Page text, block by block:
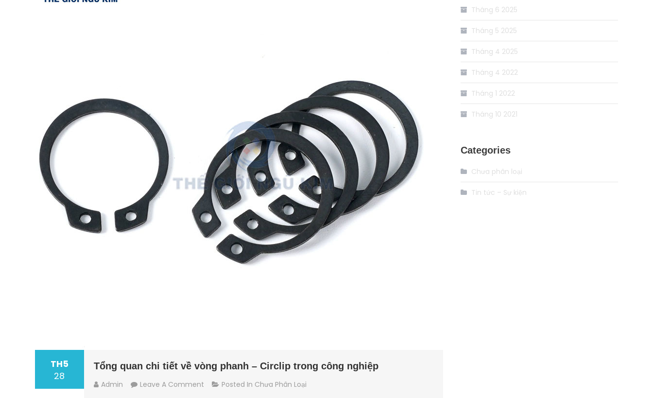
TH5
28
Tổng quan chi tiết về vòng phanh – Circlip trong công nghiệp
Admin Leave A CommentOn
Posted In Chưa Phân Loại
Tháng 6 2025
Tháng 5 2025
Tháng 4 2025
Tháng 4 2022
Tháng 1 2022
Tháng 10 2021
Categories
Chưa phân loại
Tin tức – Sự kiện